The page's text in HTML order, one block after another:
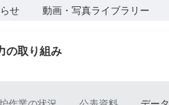
せ 動画・写真ライブラリー
の取り組み